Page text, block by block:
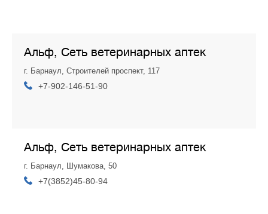
Альф, Сеть ветеринарных аптек
г. Барнаул, Строителей проспект, 117
+7-902-146-51-90
Альф, Сеть ветеринарных аптек
г. Барнаул, Шумакова, 50
+7(3852)45-80-94